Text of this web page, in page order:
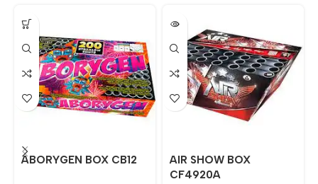
ABORYGEN BOX CB12
AIR SHOW BOX
CF4920A